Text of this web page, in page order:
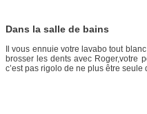
Dans la salle de bains
Il vous ennuie votre lavabo tout
brosser les dents avec Roger,votre
c’est pas rigolo de ne plus être